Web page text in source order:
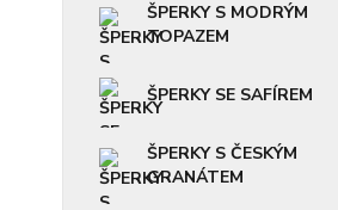
ŠPERKY S MODRÝM
TOPAZEM
ŠPERKY SE SAFÍREM
ŠPERKY S ČESKÝM
GRANÁTEM